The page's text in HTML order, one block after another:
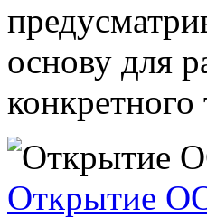
основу для
Открытие